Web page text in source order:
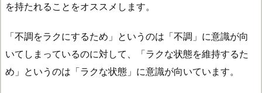
を持たれることをオススメします。
「不調をラクにするため」というのは「不調」に意識が向
いてしまっているのに対して、「ラクな状態を維持するた
め」というのは「ラクな状態」に意識が向いています。